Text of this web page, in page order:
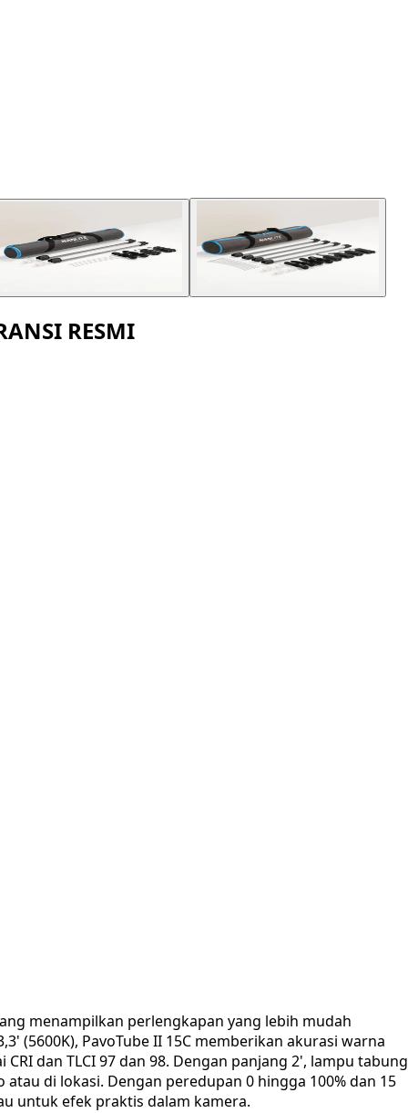
RESMI
menampilkan perlengkapan yang lebih mudah
(5600K), PavoTube II 15C memberikan akurasi warna
dan TLCI 97 dan 98. Dengan panjang 2', lampu tabung
di lokasi. Dengan peredupan 0 hingga 100% dan 15
untuk efek praktis dalam kamera.